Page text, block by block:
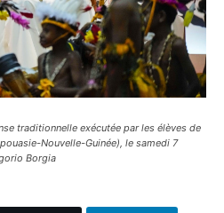
traditionnelle exécutée par les élèves de
Nouvelle-Guinée), le samedi 7
Borgia